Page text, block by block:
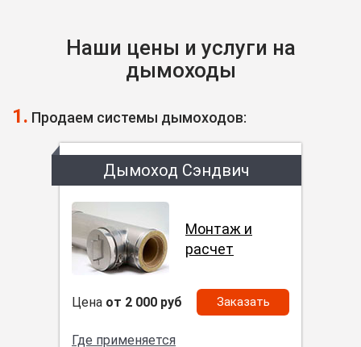
Наши цены и услуги на
дымоходы
1. Продаем системы дымоходов:
Дымоход Сэндвич
Монтаж и
расчет
Цена от 2 000 руб Заказать
Где применяется